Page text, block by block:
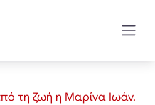
τη ζωή η Μαρίνα Ιωάν.